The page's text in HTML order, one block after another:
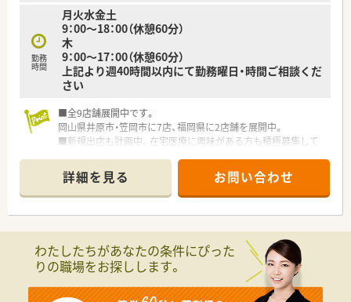
勤務
時間
月火水金土
9：00～18：00（休憩60分）
木
9：00～17：00（休憩60分）
上記より週40時間以内にて勤務曜日・時間ご相談くだ
さい
■全9店舗展開中です。
岡山県井原市・笠岡市に7店、福岡県に2店舗を展開中。
■新規出店も計画中。在宅医療に興味がある方も積極募集して
詳細を見る お問い合わせ
わたしたちがあなたの条件にぴった
りの職場をお探しします。